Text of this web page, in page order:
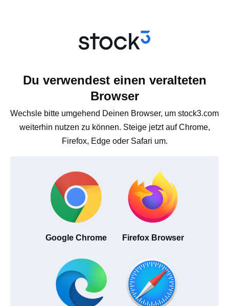
Du verwendest einen veralteten
Browser
Wechsle bitte umgehend Deinen Browser, um stock3.com
weiterhin nutzen zu können. Steige jetzt auf Chrome,
Firefox, Edge oder Safari um.
Google Chrome Firefox Browser